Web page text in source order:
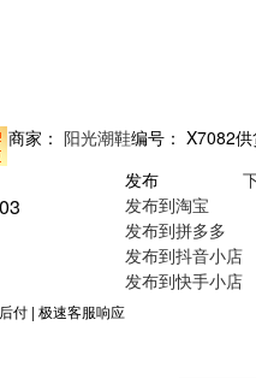
商家： 阳光潮鞋编号： X7082供
付 | 极速客服响应
发布
发布到淘宝
发布到拼多多
发布到抖音小店
发布到快手小店